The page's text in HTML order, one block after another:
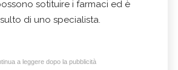
sotituire i farmaci ed è
di uno specialista.
a leggere dopo la pubblicità